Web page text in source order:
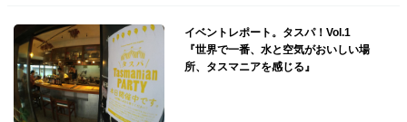
イベントレポート。タスパ！Vol.1
『世界で一番、水と空気がおいしい場
所、タスマニアを感じる』